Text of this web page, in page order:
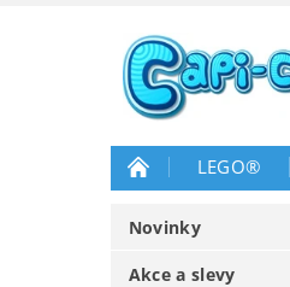
LEGO®
Novinky
Akce a slevy